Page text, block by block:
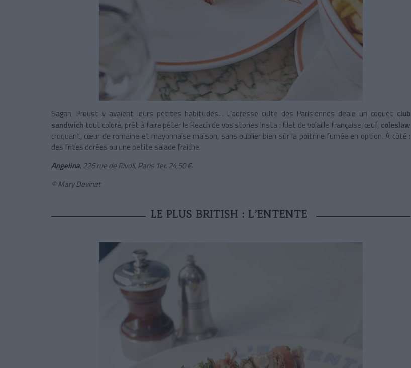
Sagan, Proust y avaient leurs petites habitudes… L’adresse culte des Parisiennes deale un coquet club
sandwich tout coloré, prêt à faire péter le Reach de vos stories Insta : filet de volaille française, œuf, coleslaw
croquant, cœur de romaine et mayonnaise maison, sans oublier bien sûr la poitrine fumée en option. À côté :
des frites dorées ou une petite salade fraîche.
Angelina, 226 rue de Rivoli, Paris 1er. 24,50 €.
© Mary Devinat
LE PLUS BRITISH : L’ENTENTE